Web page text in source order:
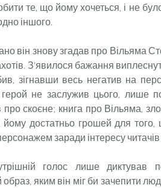
те, що йому хочеться, і не
іншого.
він знову згадав про Вільяма
З'явилося бажання
зігнавши весь негатив на
не заслужив цього, лише
скоєне; книга про Вільяма,
йому достатньо грошей для
заради інтересу читачів
голос лише диктував
образ, яким він міг би зачепити